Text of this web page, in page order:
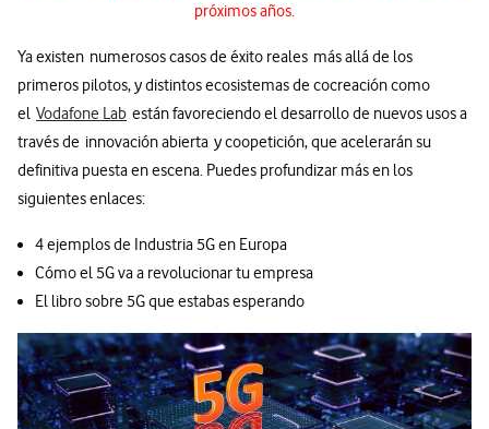
próximos años.
Ya existen numerosos casos de éxito reales más allá de los
primeros pilotos, y distintos ecosistemas de cocreación como
el Vodafone Lab están favoreciendo el desarrollo de nuevos usos a
través de innovación abierta y coopetición, que acelerarán su
definitiva puesta en escena. Puedes profundizar más en los
siguientes enlaces:
4 ejemplos de Industria 5G en Europa
Cómo el 5G va a revolucionar tu empresa
El libro sobre 5G que estabas esperando